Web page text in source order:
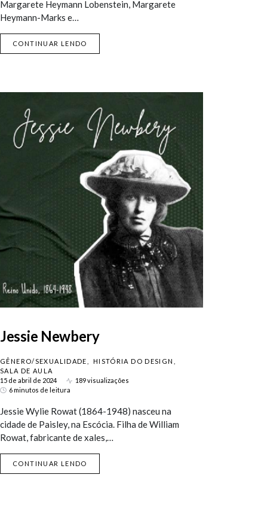
Margarete Heymann Lobenstein, Margarete
Heymann-Marks e…
CONTINUAR LENDO
Jessie Newbery
GÊNERO/SEXUALIDADE
HISTÓRIA DO DESIGN
SALA DE AULA
15 de abril de 2024
189 visualizações
6 minutos de leitura
Jessie Wylie Rowat (1864-1948) nasceu na
cidade de Paisley, na Escócia. Filha de William
Rowat, fabricante de xales,…
CONTINUAR LENDO